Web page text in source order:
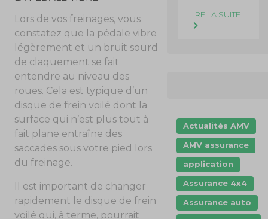
Lors de vos freinages, vous
constatez que la pédale vibre
légèrement et un bruit sourd
de claquement se fait
entendre au niveau des
roues. Cela est typique d’un
disque de frein voilé dont la
surface qui n’est plus tout à
fait plane entraîne des
saccades sous votre pied lors
du freinage.
Il est important de changer
rapidement le disque de frein
voilé qui, à terme, pourrait
LIRE LA SUITE
Actualités AMV
AMV assurance
application
Assurance 4x4
Assurance auto